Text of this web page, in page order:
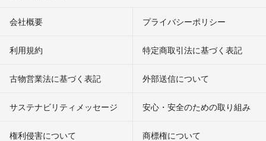
会社概要 プライバシーポリシー
利用規約 特定商取引法に基づく表記
古物営業法に基づく表記 外部送信について
サステナビリティメッセージ 安心・安全のための取り組み
権利侵害について
商標権について